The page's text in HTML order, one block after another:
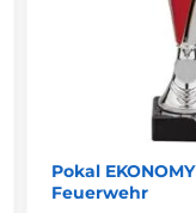
Pokal
Feuerwehr